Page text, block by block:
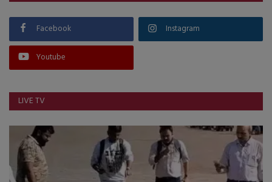
Facebook Instagram
Youtube
LIVE TV